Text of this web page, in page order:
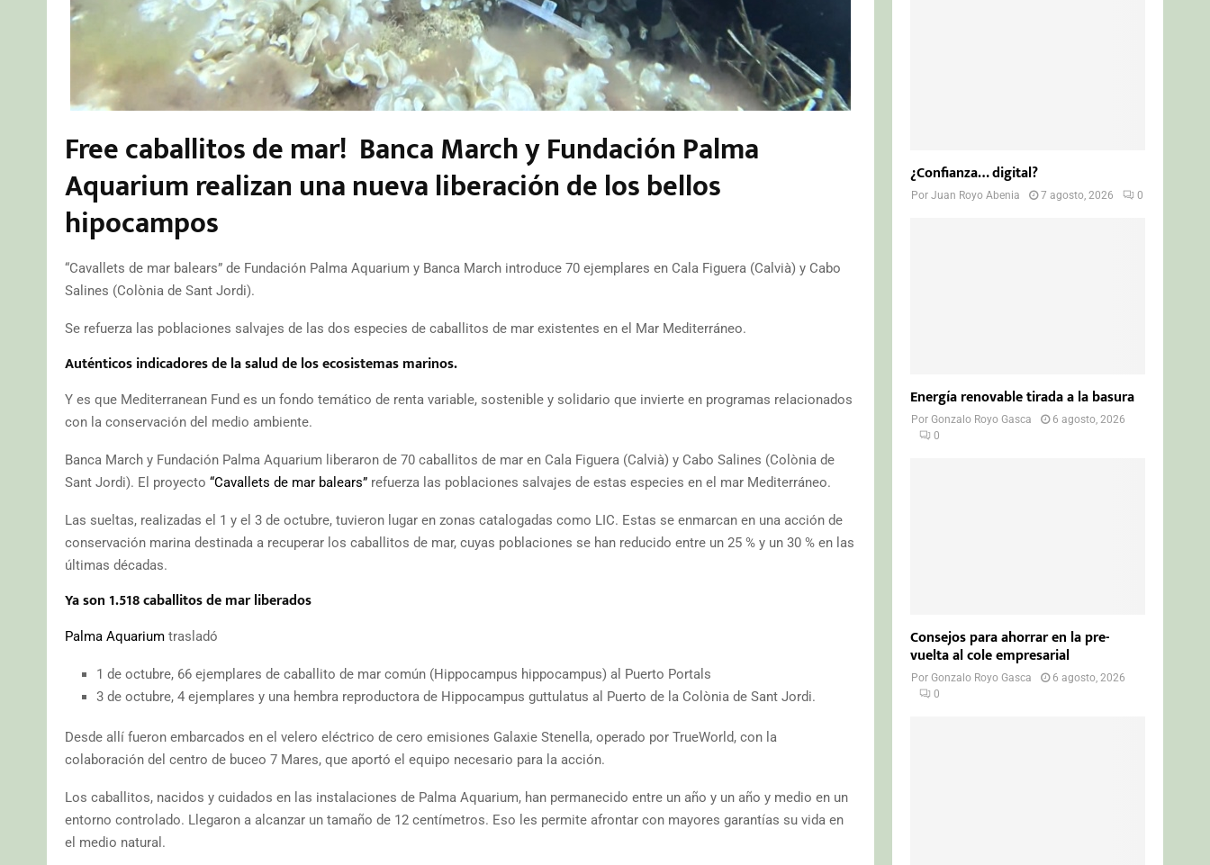
Free caballitos de mar! Banca March y Fundación Palma
Aquarium realizan una nueva liberación de los bellos
hipocampos
“Cavallets de mar balears” de Fundación Palma Aquarium y Banca March introduce 70 ejemplares en Cala Figuera (Calvià) y Cabo
Salines (Colònia de Sant Jordi).
Se refuerza las poblaciones salvajes de las dos especies de caballitos de mar existentes en el Mar Mediterráneo.
Auténticos indicadores de la salud de los ecosistemas marinos.
Y es que Mediterranean Fund es un fondo temático de renta variable, sostenible y solidario que invierte en programas relacionados
con la conservación del medio ambiente.
Banca March y Fundación Palma Aquarium liberaron de 70 caballitos de mar en Cala Figuera (Calvià) y Cabo Salines (Colònia de
Sant Jordi). El proyecto “Cavallets de mar balears” refuerza las poblaciones salvajes de estas especies en el mar Mediterráneo.
Las sueltas, realizadas el 1 y el 3 de octubre, tuvieron lugar en zonas catalogadas como LIC. Estas se enmarcan en una acción de
conservación marina destinada a recuperar los caballitos de mar, cuyas poblaciones se han reducido entre un 25 % y un 30 % en las
últimas décadas.
Ya son 1.518 caballitos de mar liberados
Palma Aquarium trasladó
1 de octubre, 66 ejemplares de caballito de mar común (Hippocampus hippocampus) al Puerto Portals
3 de octubre, 4 ejemplares y una hembra reproductora de Hippocampus guttulatus al Puerto de la Colònia de Sant Jordi.
Desde allí fueron embarcados en el velero eléctrico de cero emisiones Galaxie Stenella, operado por TrueWorld, con la
colaboración del centro de buceo 7 Mares, que aportó el equipo necesario para la acción.
Los caballitos, nacidos y cuidados en las instalaciones de Palma Aquarium, han permanecido entre un año y un año y medio en un
entorno controlado. Llegaron a alcanzar un tamaño de 12 centímetros. Eso les permite afrontar con mayores garantías su vida en
el medio natural.
¿Confianza… digital?
PorJuan Royo Abenia 7 agosto, 2026 0
Energía renovable tirada a la basura
PorGonzalo Royo Gasca
6 agosto, 2026
0
Consejos para ahorrar en la pre-
vuelta al cole empresarial
PorGonzalo Royo Gasca
6 agosto, 2026
0